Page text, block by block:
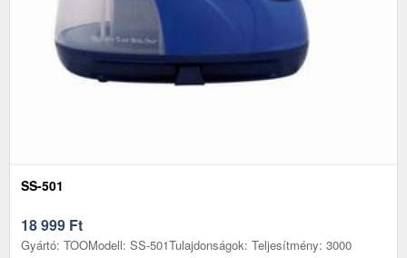
SS-501
18 999 Ft
Gyártó: TOOModell: SS-501Tulajdonságok: Teljesítmény: 3000